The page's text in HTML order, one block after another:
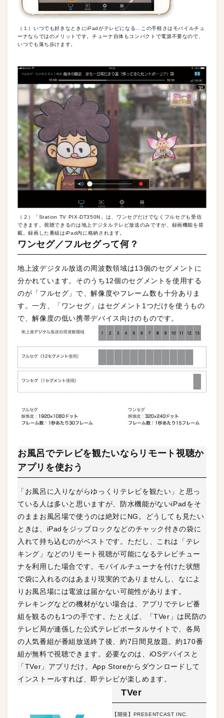
（１）いつでも好きなときにiPadがテレビになる…この手軽さはモバイルチュ
ーナならではのメリットです。チューナ自体もコンパクトで電源不要なので、
いつでも落ち歩けます。
（２）「Station TV PIX-DT350N」は、ワンセグだけでなくフルセグも受信
できます。視聴できるのは地上デジタルテレビ放送のみですが、録画機能を搭
載。録画した番組はiPad内に格納されます。
ワンセグ／フルセグって何？
地上波デジタル放送の周波数領域は13個のセグメントに
分かれています。そのうち12個のセグメントを使用する
のが「フルセグ」で、解像度やフレーム数も十分ありま
す。一方、「ワンセグ」はセグメント1つだけを使うもの
で、解像度の低い携帯デバイス向けのものです。
お風呂でテレビを観たいならリモート視聴か
アプリを使おう
「お風呂に入りながらゆっくりテレビを観たい」と思っ
ている人は多いと思いますが、防水機能がないiPadをそ
のままお風呂場で使うのは絶対にNG。どうしても見たい
ときは、iPadをジップロックなどのチャック付きの袋に
入れて持ち込むのがベストです。ただし、これは「テレ
キング」などのリモート視聴が可能になるテレビチュー
ナを利用した場合です。モバイルチューナを付けた状態
で袋に入れるのはあまり現実的でありませんし、なによ
りお風呂場には電波は届かない可能性があります。
テレキングなどの機材がない場合は、アプリでテレビ番
組を観るのも1つの手です。たとえば、「TVer」は民防の
テレビ局が連係した公式テレビポータルサイトで、各局
の人気番組が番組放送終了後、約7日間見放題。約170番
組が無料で視聴できます。必要なのは、iOSデバイスと
「TVer」アプリだけ。App Storeからダウンロードして
インストールすれば、即テレビが楽しめます。
TVer
【開発】PRESENTCAST INC.